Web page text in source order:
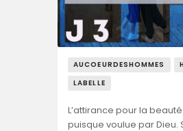
AUCOEURDESHOMMES
LABELLE
L’attirance pour la
puisque voulue par Dieu.